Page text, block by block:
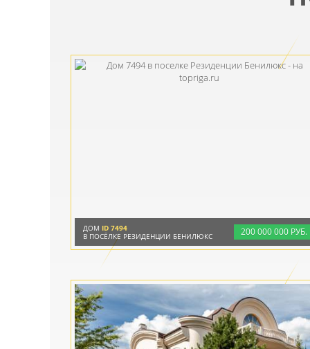
200000000 РУБ.
ДОМ ID 7494
В ПОСЁЛКЕ РЕЗИДЕНЦИИ БЕНИЛЮКС